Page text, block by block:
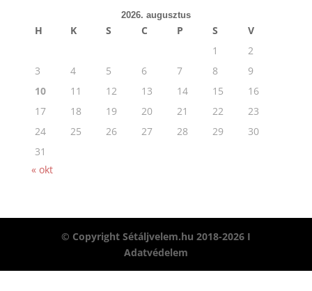
2026. augusztus
H K S C P S
V
1
2
3
4 5 6 7 8
9
10
11 12 13 14 15
16
17
18 19 20 21 22
23
24
25 26 27 28 29
30
31
« okt
© Copyright Sétáljvelem.hu 2018-2026 I
Adatvédelem